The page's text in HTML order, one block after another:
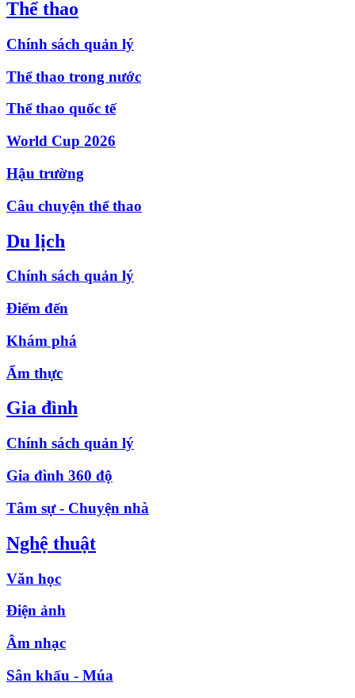
Thể thao
Chính sách quản lý
Thể thao trong nước
Thể thao quốc tế
World Cup 2026
Hậu trường
Câu chuyện thể thao
Du lịch
Chính sách quản lý
Điểm đến
Khám phá
Ẩm thực
Gia đình
Chính sách quản lý
Gia đình 360 độ
Tâm sự - Chuyện nhà
Nghệ thuật
Văn học
Điện ảnh
Âm nhạc
Sân khấu - Múa